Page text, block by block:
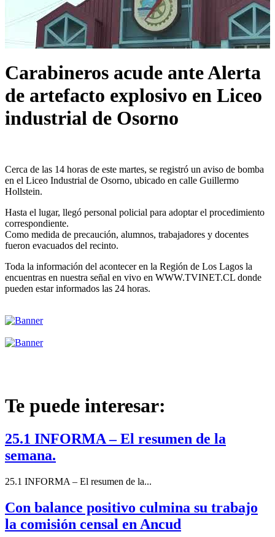
Carabineros acude ante Alerta
de artefacto explosivo en Liceo
industrial de Osorno
Cerca de las 14 horas de este martes, se registró un aviso de bomba
en el Liceo Industrial de Osorno, ubicado en calle Guillermo
Hollstein.
Hasta el lugar, llegó personal policial para adoptar el procedimiento
correspondiente.
Como medida de precaución, alumnos, trabajadores y docentes
fueron evacuados del recinto.
Toda la información del acontecer en la Región de Los Lagos la
encuentras en nuestra señal en vivo en WWW.TVINET.CL donde
pueden estar informados las 24 horas.
Te puede interesar:
25.1 INFORMA – El resumen de la
semana.
25.1 INFORMA – El resumen de la...
Con balance positivo culmina su trabajo
la comisión censal en Ancud